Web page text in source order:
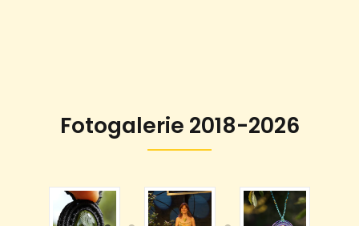
Fotogalerie 2018-2026